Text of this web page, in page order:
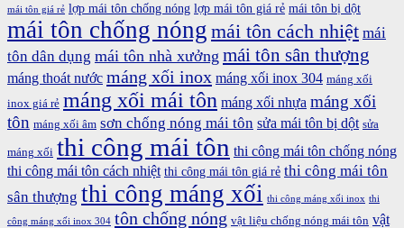
mái tôn giá rẻ lợp mái tôn chống nóng lợp mái tôn giá rẻ mái tôn bị dột
mái tôn chống nóng mái tôn cách nhiệt mái
tôn dân dụng mái tôn nhà xưởng mái tôn sân thượng
máng thoát nước máng xối inox máng xối inox 304 máng xối
inox giá rẻ máng xối mái tôn máng xối nhựa máng xối
tôn máng xối âm sơn chống nóng mái tôn sửa mái tôn bị dột sửa
máng xối thi công mái tôn thi công mái tôn chống nóng
thi công mái tôn cách nhiệt thi công mái tôn giá rẻ thi công mái tôn
sân thượng thi công máng xối thi công máng xối inox thi
công máng xối inox 304 tôn chống nóng vật liệu chống nóng mái tôn vật